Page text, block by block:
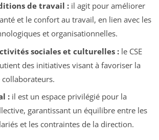
de travail :il agit pour améliorer
et le confort au travail, en lien avec les
et organisationnelles.
sociales et culturelles :le CSE
des initiatives visant à favoriser la
:il est un espace privilégié pour la
garantissant un équilibre entre les
et les contraintes de la direction.